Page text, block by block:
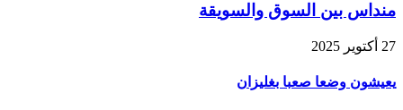
منداس بين السوق والسويقة
27 أكتوير 2025
يعيشون وضعا صعبا بغليزان